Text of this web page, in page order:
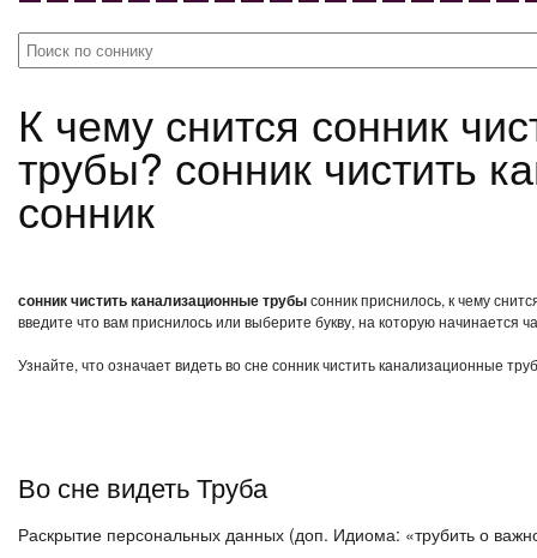
К чему снится сонник чистить канализационные
трубы? сонник чистить
сонник
сонник чистить канализационные трубысонник приснилось, к чему
введите что вам приснилось или выберите букву, на которую начинается
Узнайте, что означает видеть во сне сонник чистить канализационные
Во сне видеть Труба
Раскрытие персональных данных (доп. Идиома: «трубить о